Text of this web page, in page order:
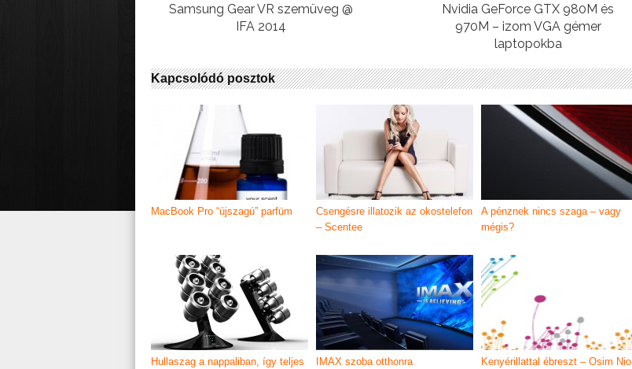
Samsung Gear VR szemüveg @
IFA 2014
Nvidia GeForce GTX 980M és
970M – izom VGA gémer
laptopokba
Kapcsolódó posztok
MacBook Pro “újszagú” parfüm
Csengésre illatozik az okostelefon
– Scentee
A pénznek nincs szaga – vagy
mégis?
Hullaszag a nappaliban, így teljes
IMAX szoba otthonra
Kenyérillattal ébreszt – Osim Nio